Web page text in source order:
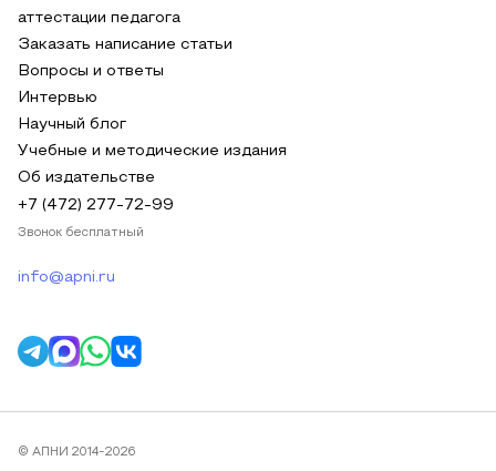
аттестации педагога
Заказать написание статьи
Вопросы и ответы
Интервью
Научный блог
Учебные и методические издания
Об издательстве
+7 (472) 277-72-99
Звонок бесплатный
info@apni.ru
© АПНИ 2014-2026